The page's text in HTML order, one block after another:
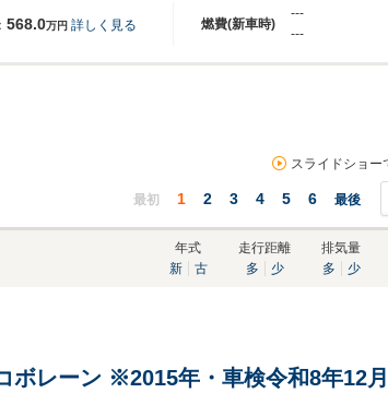
燃費(新車時)
568.0万円 詳しく見る
---
---
スライドショー
最初 1 2 3 4 5 6 最後
年式
新
古
走行距離
多
少
排気量
多
少
ボレーン ※2015年・車検令和8年